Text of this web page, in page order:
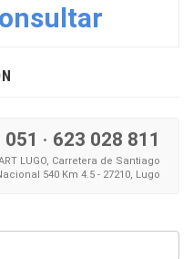
· 623 028 811
LUGO, Carretera de Santiago
540 Km 4.5 - 27210, Lugo